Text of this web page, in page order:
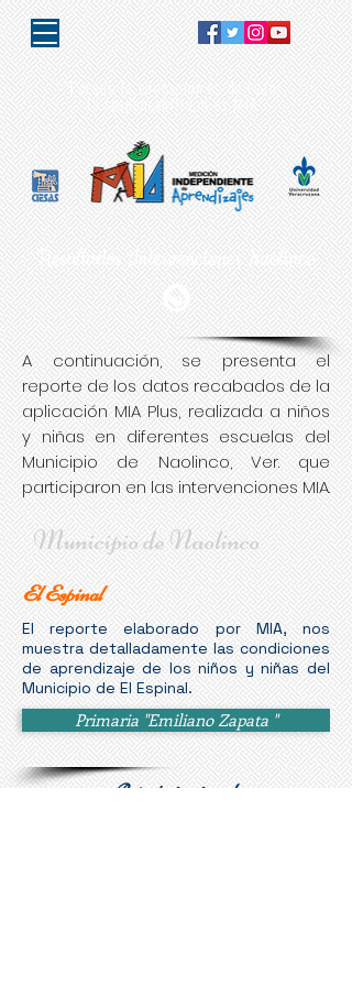
"Porque la educación es de todos,
la responsabilidad es MIA"
Resultados Intervenciones Naolinco
A continuación, se presenta el
reporte de los datos recabados de la
aplicación MIA Plus, realizada a niños
y niñas en diferentes escuelas del
Municipio de Naolinco, Ver. que
participaron en las intervenciones MIA.
Municipio de Naolinco
El Espinal
El reporte elaborado por MIA, nos
muestra detalladamente las condiciones
de aprendizaje de los niños y niñas del
Municipio de El Espinal.
Primaria "Emiliano Zapata "
Reporte 1° y 2° grado